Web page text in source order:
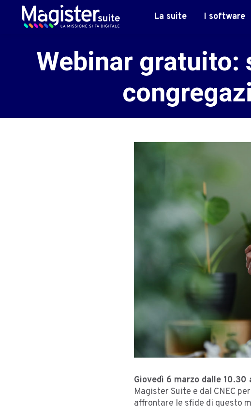
La suite I software
Webinar gratuito:
Giovedì 6 marzo dalle 10.30
Magister Suite e dal CNEC
affrontare le sfide di questo